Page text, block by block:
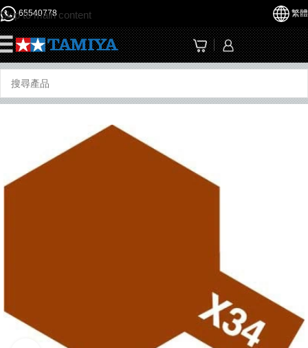
Skip to main content
65540778 繁體